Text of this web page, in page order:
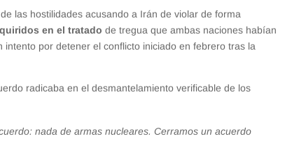
las hostilidades acusando a Irán de violar de forma
en el tratado de tregua que ambas naciones habían
por detener el conflicto iniciado en febrero tras la
radicaba en el desmantelamiento verificable de los
nada de armas nucleares. Cerramos un acuerdo